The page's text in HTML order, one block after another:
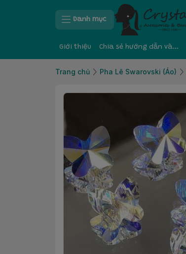
Danh mục
Giới thiệu Chia sẻ hướng dẫn và kinh nghiệm
Trang chủ Pha Lê Swarovski (Áo)